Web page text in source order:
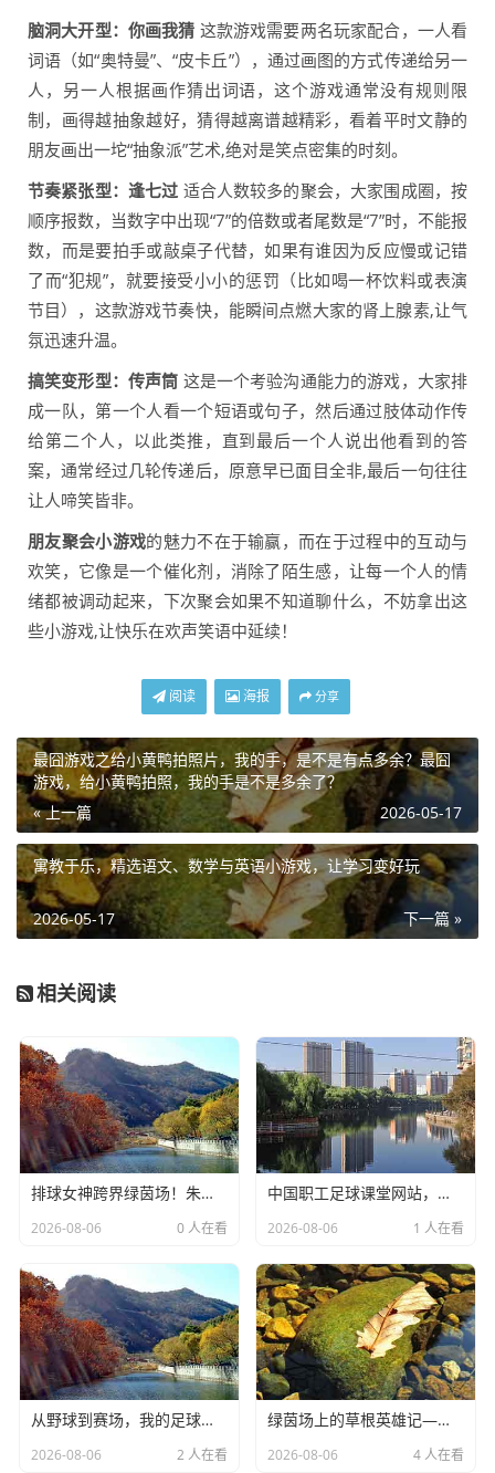
脑洞大开型：你画我猜 这款游戏需要两名玩家配合，一人看
词语（如“奥特曼”、“皮卡丘”），通过画图的方式传递给另一
人，另一人根据画作猜出词语，这个游戏通常没有规则限
制，画得越抽象越好，猜得越离谱越精彩，看着平时文静的
朋友画出一坨“抽象派”艺术,绝对是笑点密集的时刻。
节奏紧张型：逢七过 适合人数较多的聚会，大家围成圈，按
顺序报数，当数字中出现“7”的倍数或者尾数是“7”时，不能报
数，而是要拍手或敲桌子代替，如果有谁因为反应慢或记错
了而“犯规”，就要接受小小的惩罚（比如喝一杯饮料或表演
节目），这款游戏节奏快，能瞬间点燃大家的肾上腺素,让气
氛迅速升温。
搞笑变形型：传声筒 这是一个考验沟通能力的游戏，大家排
成一队，第一个人看一个短语或句子，然后通过肢体动作传
给第二个人，以此类推，直到最后一个人说出他看到的答
案，通常经过几轮传递后，原意早已面目全非,最后一句往往
让人啼笑皆非。
朋友聚会小游戏的魅力不在于输赢，而在于过程中的互动与
欢笑，它像是一个催化剂，消除了陌生感，让每一个人的情
绪都被调动起来，下次聚会如果不知道聊什么，不妨拿出这
些小游戏,让快乐在欢声笑语中延续！
阅读 海报 分享
最囧游戏之给小黄鸭拍照片，我的手，是不是有点多余？最囧
游戏，给小黄鸭拍照，我的手是不是多余了？
« 上一篇
2026-05-17
寓教于乐，精选语文、数学与英语小游戏，让学习变好玩
下一篇 »
2026-05-17
相关阅读
排球女神跨界绿茵场！朱婷足球冠军视频燃爆全网，全能体育魅力再升级，排球女神朱婷跨界足球，全能体育魅力再升级
2026-08-06 0 人在看
中国职工足球课堂网站，点燃职工足球热情，赋能健康生活新风尚，中国职工足球课堂网站，点燃职工足球热情，赋能健康生活新风尚
2026-08-06 1 人在看
从野球到赛场，我的足球个人经验套路TOP5，踩过的坑都是你的宝，从野球到赛场，我的足球经验TOP5，踩过的坑都是你的宝
2026-08-06 2 人在看
绿茵场上的草根英雄记——保定业余足球俱乐部的热血与坚守，保定业余足球俱乐部的草根英雄热血坚守
2026-08-06 4 人在看